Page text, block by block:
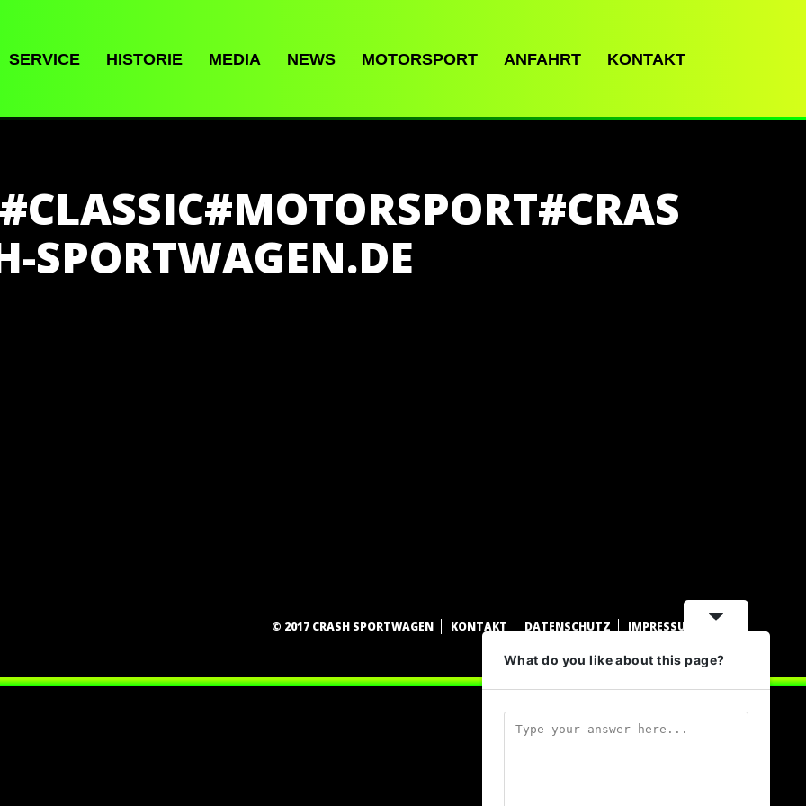
SERVICE HISTORIE MEDIA NEWS MOTORSPORT ANFAHRT KONTAKT
SPORTWAGEN.DE
© 2017 CRASH SPORTWAGEN KONTAKT DATENSCHUTZ IMPRESSUM
What do you like about this page?